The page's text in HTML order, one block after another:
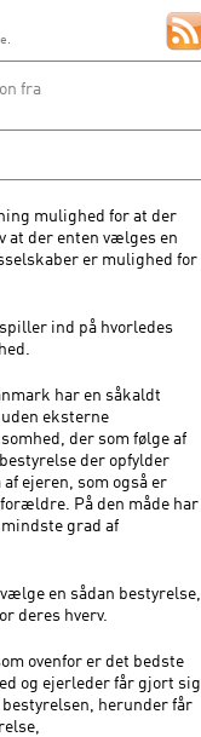
fra
mulighed for at der
at der enten vælges en
er mulighed for
ind på hvorledes
har en såkaldt
eksterne
der som følge af
der opfylder
ejeren, som også er
På den måde har
grad af
en sådan bestyrelse,
deres hverv.
ovenfor er det bedste
og ejerleder får gjort sig
herunder får